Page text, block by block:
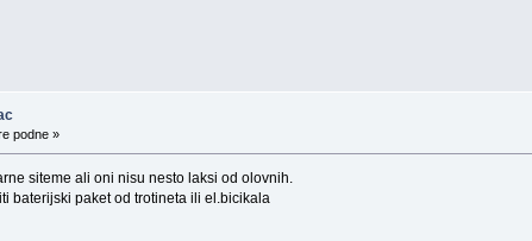
podne »
siteme ali oni nisu nesto laksi od olovnih.
baterijski paket od trotineta ili el.bicikala